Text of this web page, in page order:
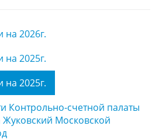
на 2026г.
на 2025г.
на 2025г.
Контрольно-счетной палаты
Жуковский Московской